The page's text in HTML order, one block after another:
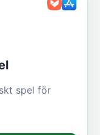
spel för